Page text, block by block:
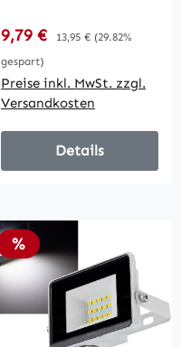
neutralweiß
Verkaufspreis:
9,79 € Regulärer Preis:
13,95 € (29.82%
gespart)
Preise inkl. MwSt. zzgl.
Versandkosten
Details
Rabatt
%